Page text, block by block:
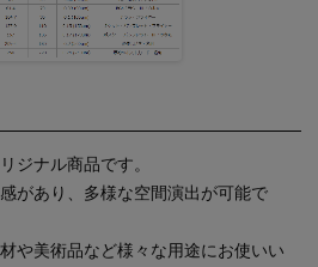
ジナル商品です。
があり、多様な空間演出が可能で
や美術品など様々な用途にお使いい